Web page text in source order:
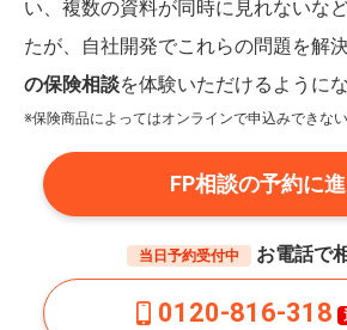
い、複数の資料が同時に見れないな
たが、自社開発でこれらの問題を解決
の保険相談を体験いただけるように
※保険商品によってはオンラインで申込みできな
FP相談の予約に
当日予約受付中 お電話で
0120-816-318